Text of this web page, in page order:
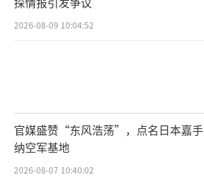
2026-08-09 10:04:52
官媒盛赞“东风浩荡”，点名日本嘉手
纳空军基地
2026-08-07 10:40:02